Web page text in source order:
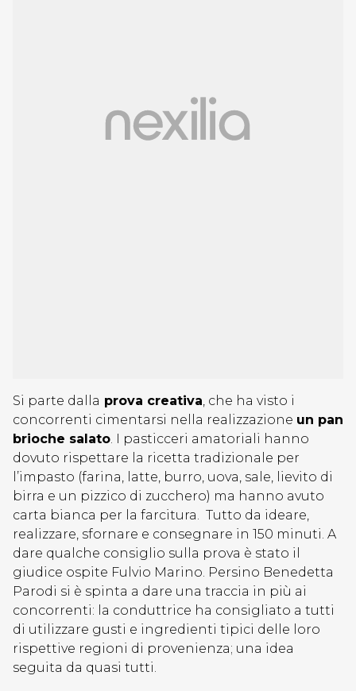
Si parte dalla prova creativa, che ha visto i
concorrenti cimentarsi nella realizzazione un pan
brioche salato. I pasticceri amatoriali hanno
dovuto rispettare la ricetta tradizionale per
l’impasto (farina, latte, burro, uova, sale, lievito di
birra e un pizzico di zucchero) ma hanno avuto
carta bianca per la farcitura. Tutto da ideare,
realizzare, sfornare e consegnare in 150 minuti. A
dare qualche consiglio sulla prova è stato il
giudice ospite Fulvio Marino. Persino Benedetta
Parodi si è spinta a dare una traccia in più ai
concorrenti: la conduttrice ha consigliato a tutti
di utilizzare gusti e ingredienti tipici delle loro
rispettive regioni di provenienza; una idea
seguita da quasi tutti.